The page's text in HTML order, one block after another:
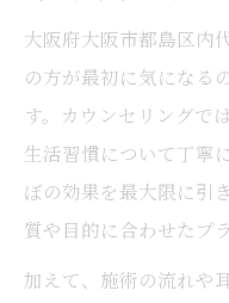
大阪府大阪市都島区内
の方が最初に気になる
す。カウンセリングで
生活習慣について丁寧
ぼの効果を最大限に引
質や目的に合わせたプ
加えて、施術の流れや